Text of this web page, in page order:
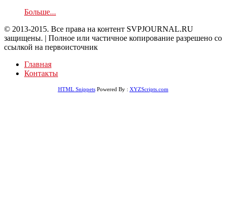
Больше...
© 2013-2015. Все права на контент SVPJOURNAL.RU
защищены. | Полное или частичное копирование разрешено со
ссылкой на первоисточник
Главная
Контакты
HTML SnippetsPowered By : XYZScripts.com